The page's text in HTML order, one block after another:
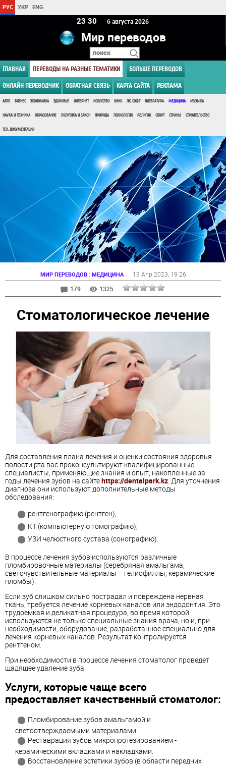
РУС УКР ENG
23:30 6 августа 2026
Мир переводов
ГЛАВНАЯ ПЕРЕВОДЫ НА РАЗНЫЕ ТЕМАТИКИ БОЛЬШЕ ПЕРЕВОДОВ
ОНЛАЙН ПЕРЕВОДЧИК ОБРАТНАЯ СВЯЗЬ КАРТА САЙТА РЕКЛАМА
АВТО БИЗНЕС ЭКОНОМИКА ЗДОРОВЬЕ ИНТЕРНЕТ ИСКУССТВО КИНО ПК, СОФТ ЛИТЕРАТУРА МЕДИЦИНА МУЗЫКА
НАУКА И ТЕХНИКА ОБРАЗОВАНИЕ ПОЛИТИКА И ЗАКОН ПРИРОДА ПСИХОЛОГИЯ РЕЛИГИЯ СПОРТ СТРАНЫ СТРОИТЕЛЬСТВО
ТЕХ. ДОКУМЕНТАЦИЯ
МИР ПЕРЕВОДОВ: МЕДИЦИНА 13 Апр 2023 , 19:26
179
1325
Стоматологическое лечение
Для составления плана лечения и оценки состояния здоровья
полости рта вас проконсультируют квалифицированные
специалисты, применяющие знания и опыт, накопленные за
годы лечения зубов на сайтеhttps://dentalpark.kz. Для уточнения
диагноза они используют дополнительные методы
обследования:
рентгенографию (рентген);
КТ (компьютерную томографию);
УЗИ челюстного сустава (сонографию).
В процессе лечения зубов используются различные
пломбировочные материалы (серебряная амальгама,
светочувствительные материалы – гелиофиллы, керамические
пломбы).
Если зуб слишком сильно пострадал и повреждена нервная
ткань, требуется лечение корневых каналов или эндодонтия. Это
трудоемкая и деликатная процедура, во время которой
используются не только специальные знания врача, но и, при
необходимости, оборудование, разработанное специально для
лечения корневых каналов. Результат контролируется
рентгеном.
При необходимости в процессе лечения стоматолог проведет
щадящее удаление зуба.
Услуги, которые чаще всего
предоставляет качественный стоматолог:
Пломбирование зубов амальгамой и
светоотверждаемыми материалами.
Реставрация зубов микропротезированием -
керамическими вкладками и накладками.
Восстановление эстетики зубов (в области передних